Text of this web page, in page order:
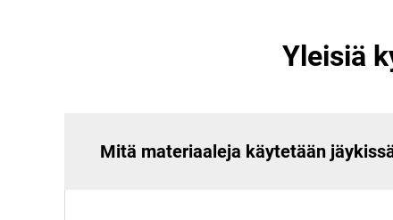
Yleisiä
Mitä materiaaleja käytetään